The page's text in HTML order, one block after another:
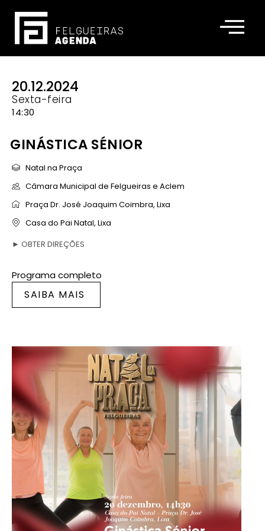
20.12.2024
Sexta-feira
14:30
GINÁSTICA SÉNIOR
Natal na Praça
Câmara Municipal de Felgueiras e Aclem
Praça Dr. José Joaquim Coimbra, Lixa
Casa do Pai Natal, Lixa
► OBTER DIREÇÕES
Programa completo
SAIBA MAIS